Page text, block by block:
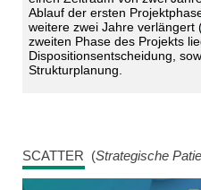
Ablauf der ersten
weitere zwei Jahre verlängert
zweiten Phase des Projekts
Dispositionsentscheidung,
Strukturplanung.
SCATTER (Strategische